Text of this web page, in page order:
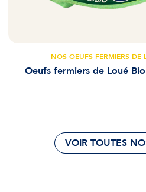
NOS OEUFS FERMIERS DE
Oeufs fermiers de Loué
VOIR TOUTES